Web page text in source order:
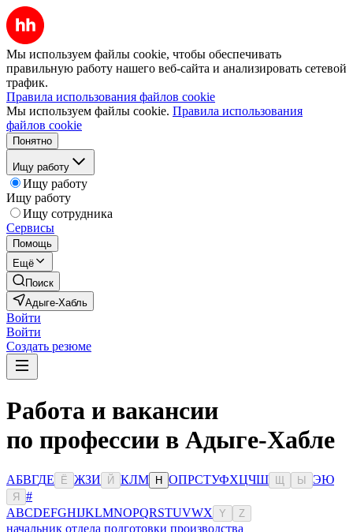
Мы используем файлы cookie, чтобы обеспечивать
правильную работу нашего веб-сайта и анализировать сетевой
трафик.
Правила использования файлов cookie
Мы используем файлы cookie. Правила использования
файлов cookie
Понятно
Ищу работу
Ищу работу
Ищу работу
Ищу сотрудника
Сервисы
Помощь
Ещё
Поиск
Адыге-Хабль
Войти
Войти
Создать резюме
Работа и вакансии
по профессии в Адыге-Хабле
АБВГДЕ Ё ЖЗИ Й КЛМ Н ОПРСТУФХЦЧШ Ы ЭЮ
Я
#
ABCDEFGHIJKLMNOPQRSTUVWX Y Z
начальник отдела подготовки производства